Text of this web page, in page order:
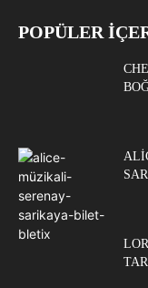
POPÜLER